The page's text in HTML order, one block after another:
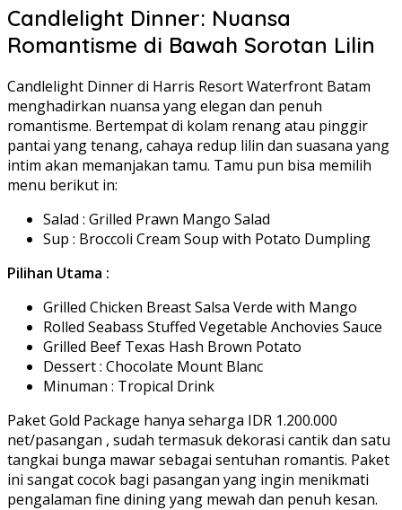
Candlelight Dinner: Nuansa
Romantisme di Bawah Sorotan Lilin
Candlelight Dinner di Harris Resort Waterfront Batam
menghadirkan nuansa yang elegan dan penuh
romantisme. Bertempat di kolam renang atau pinggir
pantai yang tenang, cahaya redup lilin dan suasana yang
intim akan memanjakan tamu. Tamu pun bisa memilih
menu berikut in:
Salad : Grilled Prawn Mango Salad
Sup : Broccoli Cream Soup with Potato Dumpling
Pilihan Utama :
Grilled Chicken Breast Salsa Verde with Mango
Rolled Seabass Stuffed Vegetable Anchovies Sauce
Grilled Beef Texas Hash Brown Potato
Dessert : Chocolate Mount Blanc
Minuman : Tropical Drink
Paket Gold Package hanya seharga IDR 1.200.000
net/pasangan , sudah termasuk dekorasi cantik dan satu
tangkai bunga mawar sebagai sentuhan romantis. Paket
ini sangat cocok bagi pasangan yang ingin menikmati
pengalaman fine dining yang mewah dan penuh kesan.